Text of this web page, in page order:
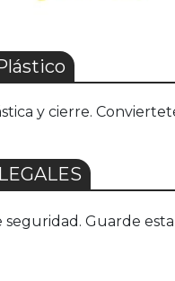
y cierre.
Guarde